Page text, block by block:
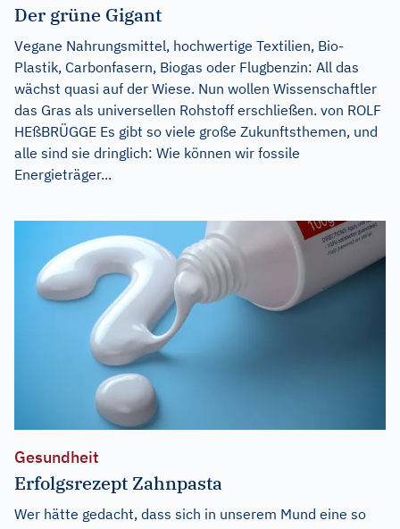
Der grüne Gigant
Vegane Nahrungsmittel, hochwertige Textilien, Bio-
Plastik, Carbonfasern, Biogas oder Flugbenzin: All das
wächst quasi auf der Wiese. Nun wollen Wissenschaftler
das Gras als universellen Rohstoff erschließen. von ROLF
HEßBRÜGGE Es gibt so viele große Zukunftsthemen, und
alle sind sie dringlich: Wie können wir fossile
Energieträger...
Gesundheit
Erfolgsrezept Zahnpasta
Wer hätte gedacht, dass sich in unserem Mund eine so